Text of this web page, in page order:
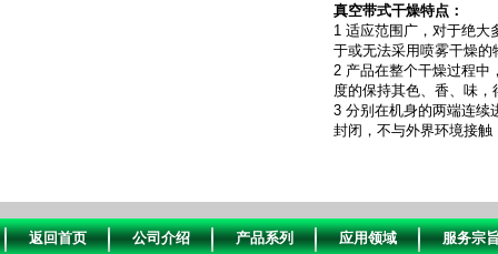
真空带式干燥特点：
1 适应范围广，对于绝大
于或无法采用喷雾干燥
2 产品在整个干燥过程中
度的保持其色、香、味
3 分别在机身的两端连续
封闭，不与外界环境接触
返回首页 公司介绍 产品系列 应用领域 服务宗